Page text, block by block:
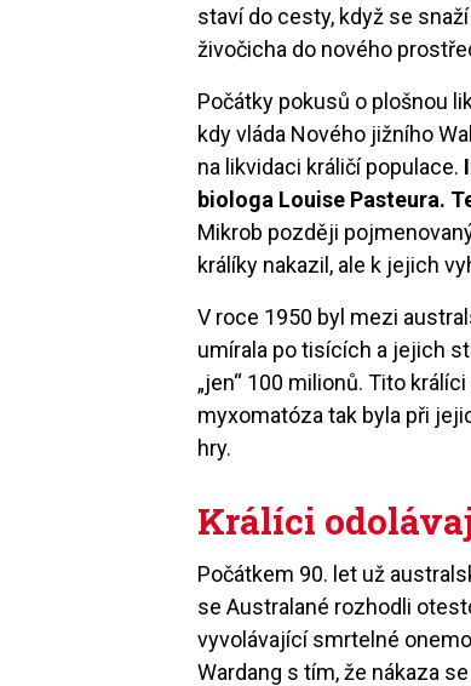
staví do cesty, když se
živočicha do nového
Počátky pokusů o plošnou
kdy vláda Nového jižního
na likvidaci králičí populace.
biologa Louise Pasteura.
Mikrob později
králíky nakazil, ale k jejich
V roce 1950 byl mezi
umírala po tisících a jejich
„jen“ 100 milionů. Tito
myxomatóza tak byla při
hry.
Králíci
Počátkem 90. let už
se Australané rozhodli
vyvolávající smrtelné
Wardang s tím, že nákaza